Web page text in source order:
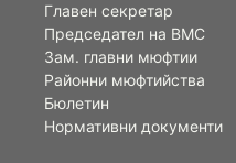
Главен секретар
Председател на ВМС
Зам. главни мюфтии
Районни мюфтийства
Бюлетин
Нормативни документи